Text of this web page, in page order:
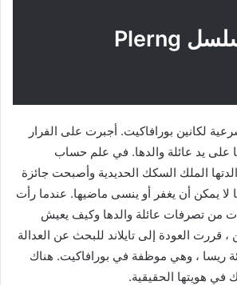
قصة مسلسل Plerng
لكانين بورافاكيت. أجبرت على الفرار
على يد عائلة والدها. في علم حساب
الملك السكك الحديدية وأصبحت جائزة
لا يمكن أن يغفر أو ينسى ماضيها. عندما رأت
من تصرفات عائلة والدها وكيف يعيش
، قررت العودة إلى تايلاند للبحث عن العدالة
ريسا ، وهي موظفة في بورافاكيت. هناك
هويتها الحقيقية.